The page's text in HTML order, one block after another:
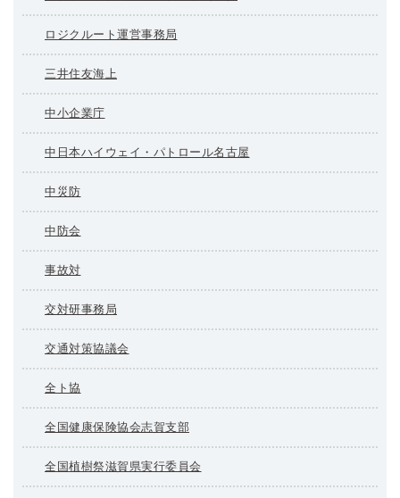
ロジクルート運営事務局
三井住友海上
中小企業庁
中日本ハイウェイ・パトロール名古屋
中災防
中防会
事故対
交対研事務局
交通対策協議会
全ト協
全国健康保険協会志賀支部
全国植樹祭滋賀県実行委員会